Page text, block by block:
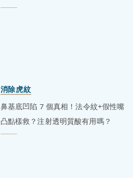
消除虎紋
鼻基底凹陷 7 個真相！法令紋+假性嘴
凸點樣救？注射透明質酸有用嗎？